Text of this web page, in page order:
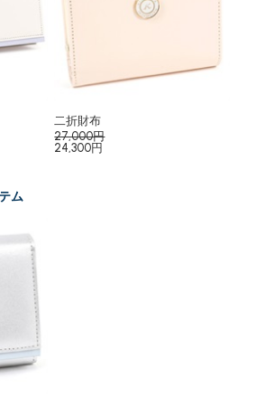
二折財布
27,000円
24,300円
ム